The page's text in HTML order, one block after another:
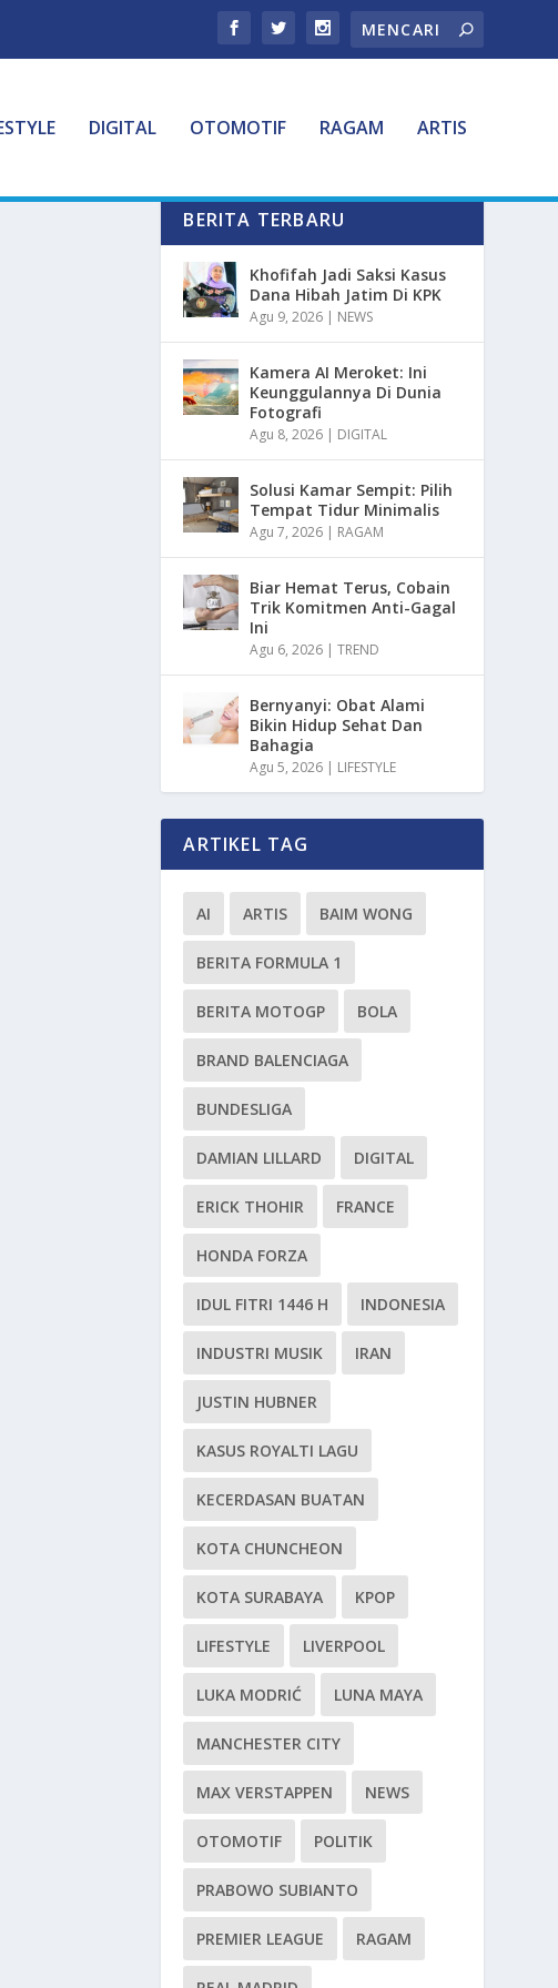
DIGITAL OTOMOTIF RAGAM ARTIS
BERITA TERBARU
Khofifah Jadi Saksi Kasus
Dana Hibah Jatim Di KPK
Agu 9, 2026 | NEWS
Kamera AI Meroket: Ini
Keunggulannya Di Dunia
Fotografi
Agu 8, 2026 | DIGITAL
Solusi Kamar Sempit: Pilih
Tempat Tidur Minimalis
Agu 7, 2026 | RAGAM
Biar Hemat Terus, Cobain
Trik Komitmen Anti-Gagal
Ini
Agu 6, 2026 |TREND
Bernyanyi: Obat Alami
Bikin Hidup Sehat Dan
Bahagia
Agu 5, 2026 | LIFESTYLE
ARTIKEL TAG
AI ARTIS BAIM WONG
BERITA FORMULA 1
BERITA MOTOGP BOLA
BRAND BALENCIAGA
BUNDESLIGA
DAMIAN LILLARD DIGITAL
ERICK THOHIR FRANCE
HONDA FORZA
IDUL FITRI 1446 H INDONESIA
INDUSTRI MUSIK IRAN
JUSTIN HUBNER
KASUS ROYALTI LAGU
KECERDASAN BUATAN
KOTA CHUNCHEON
KOTA SURABAYA KPOP
LIFESTYLE LIVERPOOL
LUKA MODRIĆ LUNA MAYA
MANCHESTER CITY
MAX VERSTAPPEN NEWS
OTOMOTIF POLITIK
PRABOWO SUBIANTO
PREMIER LEAGUE RAGAM